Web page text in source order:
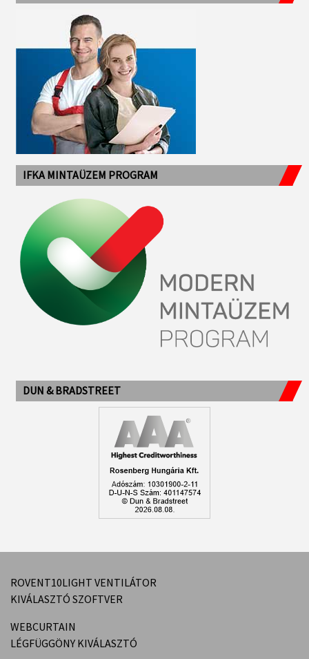
IFKA MINTAÜZEM PROGRAM
DUN & BRADSTREET
ROVENT10LIGHT VENTILÁTOR
KIVÁLASZTÓ SZOFTVER
WEBCURTAIN
LÉGFÜGGÖNY KIVÁLASZTÓ